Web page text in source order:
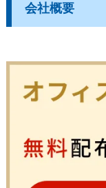
会社概要